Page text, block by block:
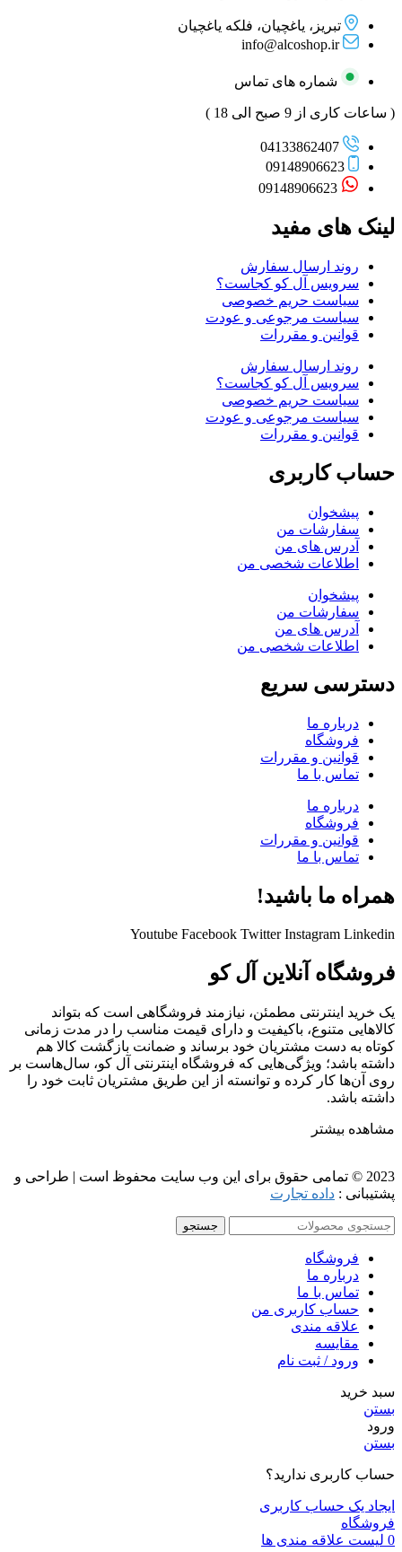
تبریز، یاغچیان، فلکه یاغچیان
info@alcoshop.ir
شماره های تماس
( ساعات کاری از 9 صبح الی 18 )
04133862407
09148906623
09148906623
لینک های مفید
روند ارسال سفارش
سرویس آل کو کجاست؟
سیاست حریم خصوصی
سیاست مرجوعی و عودت
قوانین و مقررات
روند ارسال سفارش
سرویس آل کو کجاست؟
سیاست حریم خصوصی
سیاست مرجوعی و عودت
قوانین و مقررات
حساب کاربری
پیشخوان
سفارشات من
آدرس های من
اطلاعات شخصی من
پیشخوان
سفارشات من
آدرس های من
اطلاعات شخصی من
دسترسی سریع
درباره ما
فروشگاه
قوانین و مقررات
تماس با ما
درباره ما
فروشگاه
قوانین و مقررات
تماس با ما
همراه ما باشید!
Youtube Facebook Twitter Instagram Linkedin
فروشگاه آنلاین آل کو
یک خرید اینترنتی مطمئن، نیازمند فروشگاهی است که بتواند
کالاهایی متنوع، باکیفیت و دارای قیمت مناسب را در مدت زمانی
کوتاه به دست مشتریان خود برساند و ضمانت بازگشت کالا هم
داشته باشد؛ ویژگی‌هایی که فروشگاه اینترنتی آل کو، سال‌هاست بر
روی آن‌ها کار کرده و توانسته از این طریق مشتریان ثابت خود را
داشته باشد.
مشاهده بیشتر
2023 © تمامی حقوق برای این وب سایت محفوظ است | طراحی و
پشتیبانی : داده تجارت
جستجو
فروشگاه
درباره ما
تماس با ما
حساب کاربری من
علاقه مندی
مقايسه
ورود / ثبت نام
سبد خرید
بستن
ورود
بستن
حساب کاربری ندارید؟
ایجاد یک حساب کاربری
فروشگاه
0 لیست علاقه مندی ها